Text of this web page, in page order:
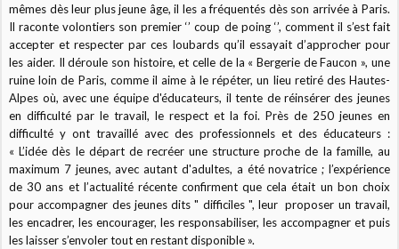
mêmes dès leur plus jeune âge, il les a fréquentés dès son arrivée à Paris.
Il raconte volontiers son premier ‘’ coup de poing ‘’, comment il s’est fait
accepter et respecter par ces loubards qu’il essayait d’approcher pour
les aider. Il déroule son histoire, et celle de la « Bergerie de Faucon », une
ruine loin de Paris, comme il aime à le répéter, un lieu retiré des Hautes-
Alpes où, avec une équipe d'éducateurs, il tente de réinsérer des jeunes
en difficulté par le travail, le respect et la foi. Près de 250 jeunes en
difficulté y ont travaillé avec des professionnels et des éducateurs :
« L’idée dès le départ de recréer une structure proche de la famille, au
maximum 7 jeunes, avec autant d'adultes, a été novatrice ; l’expérience
de 30 ans et l’actualité récente confirment que cela était un bon choix
pour accompagner des jeunes dits " difficiles ", leur proposer un travail,
les encadrer, les encourager, les responsabiliser, les accompagner et puis
les laisser s’envoler tout en restant disponible ».